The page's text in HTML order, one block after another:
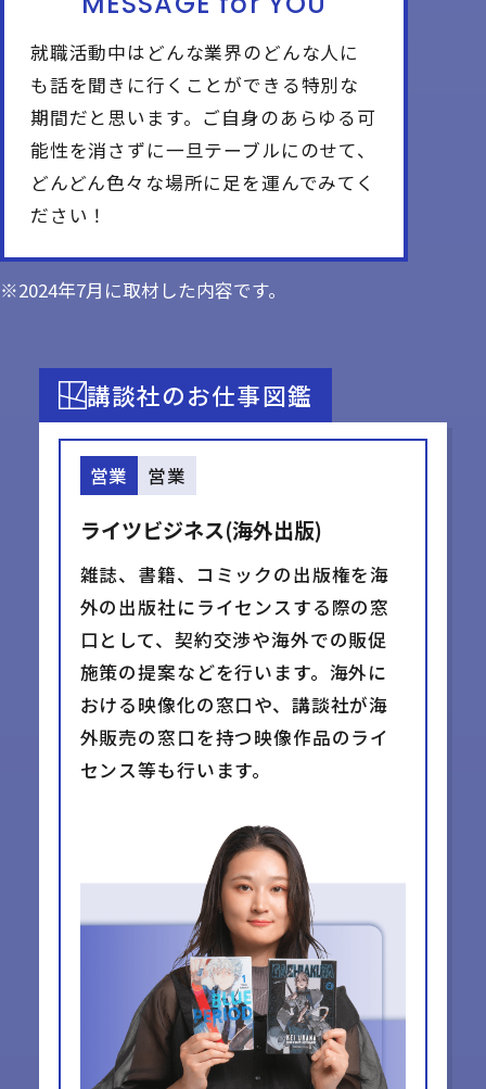
就職活動中はどんな業界のどんな人に
も話を聞きに行くことができる特別な
期間だと思います。ご自身のあらゆる可
能性を消さずに一旦テーブルにのせて、
どんどん色々な場所に足を運んでみてく
ださい！
※2024年7月に取材した内容です。
講談社のお仕事図鑑
営業 営業
ライツビジネス(海外出版)
雑誌、書籍、コミックの出版権を海
外の出版社にライセンスする際の窓
口として、契約交渉や海外での販促
施策の提案などを行います。海外に
おける映像化の窓口や、講談社が海
外販売の窓口を持つ映像作品のライ
センス等も行います。